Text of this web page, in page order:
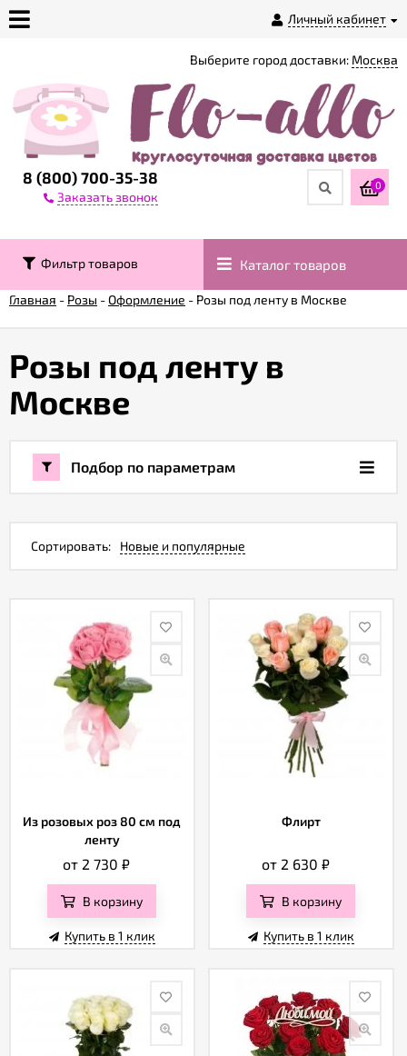
Личный кабинет
магазине
Доставка
Контакты
Гарантии
Акции
заказ
Публичная
оферта
конфиденциальности
Отзывы
8 (800) 700-35-38
Заказать звонок
Выберите город доставки: Москва
0
Фильтр товаров Каталог товаров
Главная - Розы -Оформление - Розы под ленту в Москве
Розы под ленту в
Москве
Подбор по параметрам
Сортировать: Новые и популярные
Из розовых роз 80 см под
ленту
от 2 730₽
В корзину
Купить в 1 клик
Флирт
от 2 630 ₽
В корзину
Купить в 1 клик